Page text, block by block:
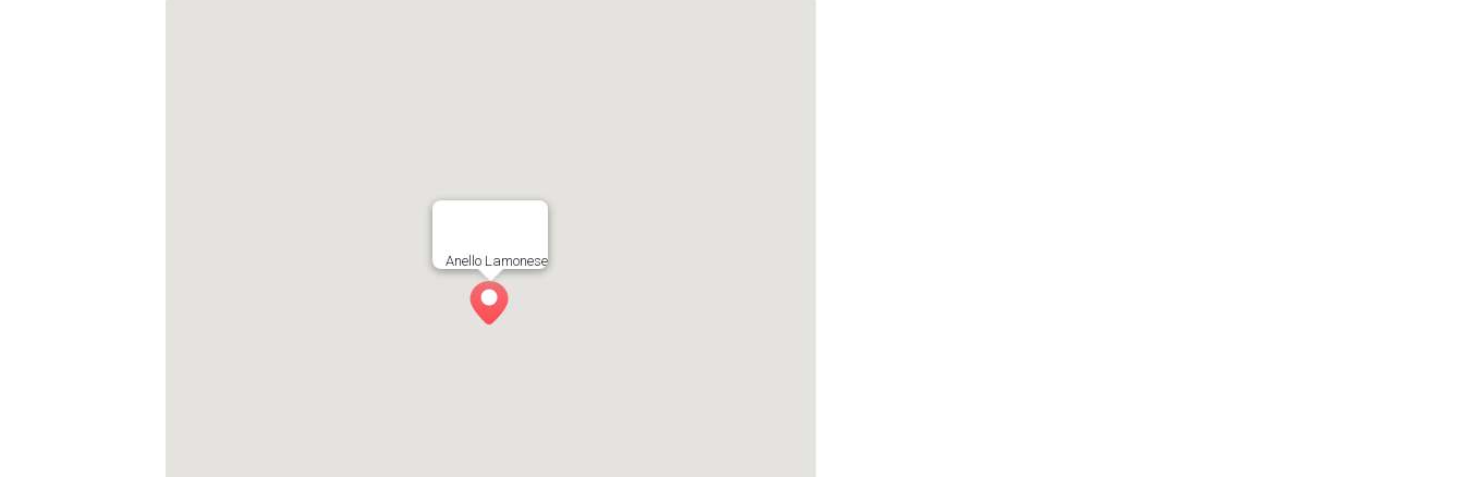
Anello Lamonese